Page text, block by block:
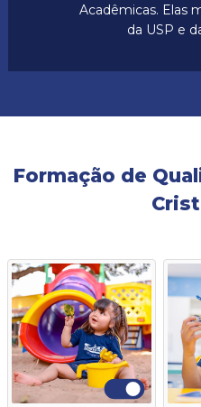
Acadêmicas. Elas
da USP e
Formação de